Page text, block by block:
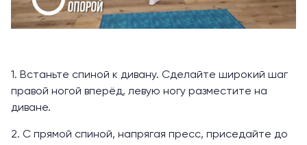
1. Встаньте спиной к дивану. Сделайте широкий шаг
правой ногой вперёд, левую ногу разместите на
диване.
2. С прямой спиной, напрягая пресс, приседайте до